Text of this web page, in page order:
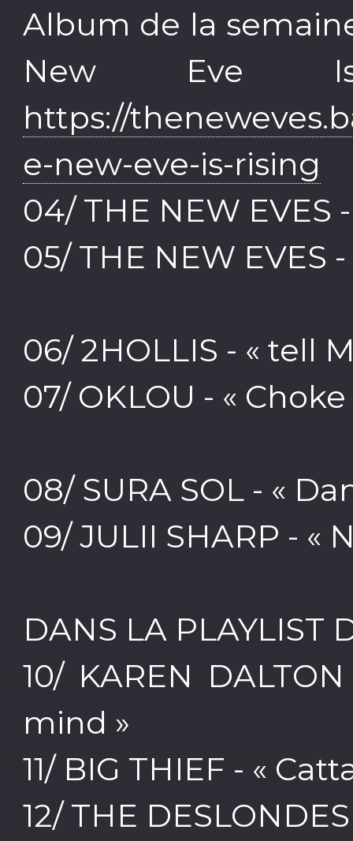
Album de la
New Eve
https://
e-new-eve-is-rising
04/ THE NEW EVES
05/ THE NEW EVES
06/ 2HOLLIS - « tell
07/ OKLOU - «
08/ SURA SOL - «
09/ JULII SHARP - «
DANS LA PLAYLIST
10/ KAREN
mind »
11/ BIG THIEF - «
12/ THE